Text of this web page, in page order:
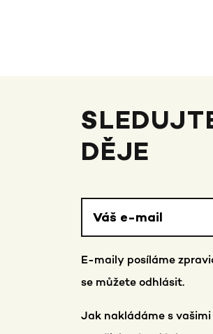
DĚJE
E-maily posíláme
se můžete odhlásit.
Jak nakládáme s